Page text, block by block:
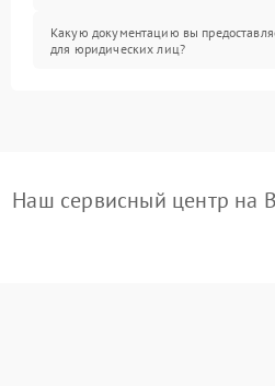
Какую документацию вы
для юридических лиц?
Наш сервисный центр на